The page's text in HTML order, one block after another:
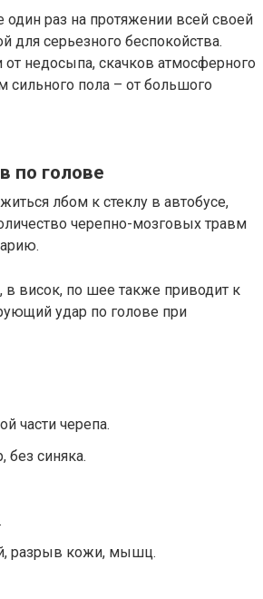
раз на протяжении всей своей
для серьезного беспокойства.
недосыпа, скачков атмосферного
сильного пола – от большого
по голове
лбом к стеклу в автобусе,
черепно-мозговых травм
в висок, по шее также приводит к
удар по голове при
части черепа.
синяка.
разрыв кожи, мышц.